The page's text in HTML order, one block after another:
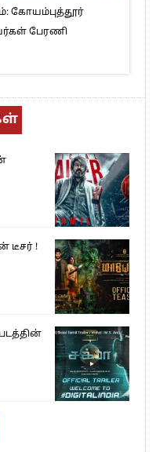
கோயம்புத்தூர்
பேரணி
டீசர் !